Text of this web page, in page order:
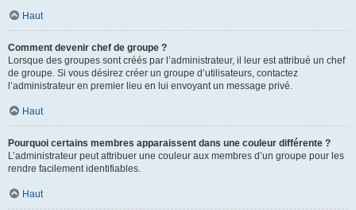
Haut
Comment devenir chef de groupe ?
Lorsque des groupes sont créés par l’administrateur, il leur est attribué un chef
de groupe. Si vous désirez créer un groupe d’utilisateurs, contactez
l’administrateur en premier lieu en lui envoyant un message privé.
Haut
Pourquoi certains membres apparaissent dans une couleur différente ?
L’administrateur peut attribuer une couleur aux membres d’un groupe pour les
rendre facilement identifiables.
Haut